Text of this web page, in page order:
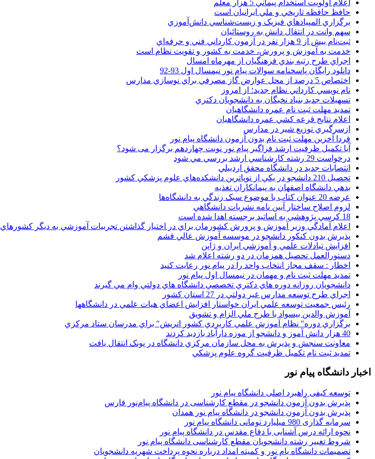
اعلام اولويت استخدام پيماني 5 هزار معلم
حافظ حافظه تاريخي و ملي ايرانيان است
برگزاري المپيادهاي فيزيک و زيست‌شناسي دانش‌آموزي
سهم وانت در انتقال دانش به روستائيان
ثبت‌نام بيش از 9 هزار نفر در آزمون کارداني فني و حرفه‌اي
خدمت به آموزش و پرورش، خدمت به کشور و تقويت نظام است
اجراي طرح رتبه بندي فرهنگيان از مهرماه امسال
دانلود رایگان پاسخنامه سوالات پیام نور نیمسال اول 93-92
اختصاص 5 درصد از محل عوارض گاز مصرفي براي نوسازي مدارس
نام نويسي کارداني نظام جديد؛ از امروز
تسهيلات جديد بنياد نخبگان به دانشجويان دکتري
تمديد مهلت ثبت نام عمره دانشگاهيان
اعلام نتايج قرعه کشي عمره دانشگاهيان
ازسرگيري توزيع شير در مدارس
فردا آخرین مهلت ثبت نام بدون آزمون دانشگاه پیام نور
آیا تکمیل ظرفیت ارشد فراگیر پیام نور نوبت چهاردهم برگزار می شود؟
درخواست 29 رشته کارشناسي ارشد بررسي مي شود
انتصابات جديد در دانشگاه محقق اردبيلي
تحصيل 210 دانشجو در يکي از نوپاترين دانشکده‌هاي علوم پزشکي کشور
بدهي دانشگاه اصفهان به پيمانکاران تغذيه
عرضه 20 عنوان کتاب با موضوع سبک زندگي به دانشگاه‌ها
لزوم اصلاح ساختار آيين نامه نشريات دانشگاهي
18 کرسي پژوهشي به اساتيد برجسته اهدا شده است
اعلام آمادگي وزير آموزش و پرورش کشورمان براي در اختيار گذاشتن تجربيات آموزشي به ديگر کشورهاي
پذيرش بدون کنکور دانشجو در موسسه آموزش عالي قشم
افزايش تبادلات علمي و آموزشي ايران و ژاپن
دستورالعمل تحصیل همزمان در دو رشته اعلام شد
اخطار : سقف مجاز انتخاب واحد را در پیام نور رعایت کنید
تمدید مهلت ثبت نام و مهمان در نیمسال اول پیام نور
دانشجويان روزانه دوره هاي دكتري تخصصي دانشگاه هاي دولتي وام مي گيرند
اجراي طرح توسعه مدارس غير دولتي در 27 استان کشور
رئيس جمعيت توسعه علمي ايران خواستار افزايش اعضاي هيات علمي در دانشگاهها
آموزش والدين بيسواد با طرح ملي الزام و تشويق
برگزاري دوره" نظام آموزش علمي كاربردي كشور اتريش" براي مدرسان ستاد مرکزي
40 هزار دانش آموز و دانشجو از موزه دارآباد بازديد کردند
معاونت سنجش و پذيرش به محل سازمان مرکزي دانشگاه در پونک انتقال يافت
تمديد ثبت نام تکميل ظرفيت گروه علوم پزشکي
اخبار دانشگاه پیام نور
توسعه کیفی راهبرد اصلی دانشگاه پیام نور
پذیرش بدون آزمون دانشجو در مقطع کارشناسی در دانشگاه پیام‌نور فارس
پذیرش بدون آزمون دانشجو در دانشگاه پیام نور همدان
سرمایه گذاری 980 میلیارد تومانی دانشگاه پیام نور
نحوه ارائه درس آشنایی با دفاع مقدس در دانشگاه پیام نور
شروط تغییر رشته دانشجویان مقطع کارشناسی دانشگاه پیام نور
تصمیمات دانشگاه یام نور و کمیته امداد درباره نحوه پرداخت شهریه دانشجویان